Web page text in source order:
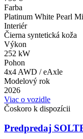
Farba
Platinum White Pearl
Interiér
Čierna syntetická koža
Výkon
252 kW
Pohon
4x4 AWD / eAxle
Modelový rok
2026
Viac o vozidle
Čoskoro k dispozícii
Predpredaj